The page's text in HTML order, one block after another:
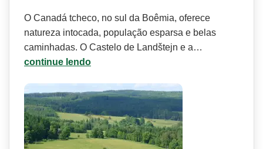
O Canadá tcheco, no sul da Boêmia, oferece
natureza intocada, população esparsa e belas
caminhadas. O Castelo de Landštejn e a…
continue lendo